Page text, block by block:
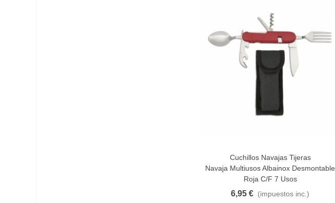
Añadir Al Carrito
Cuchillos Navajas Tijeras
Navaja Multiusos Albainox Desmontable
Roja C/F 7 Usos
6,95 € (impuestos inc.)